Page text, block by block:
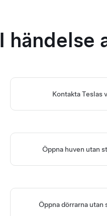
I händelse
Kontakta Teslas
Öppna huven utan
Öppna dörrarna